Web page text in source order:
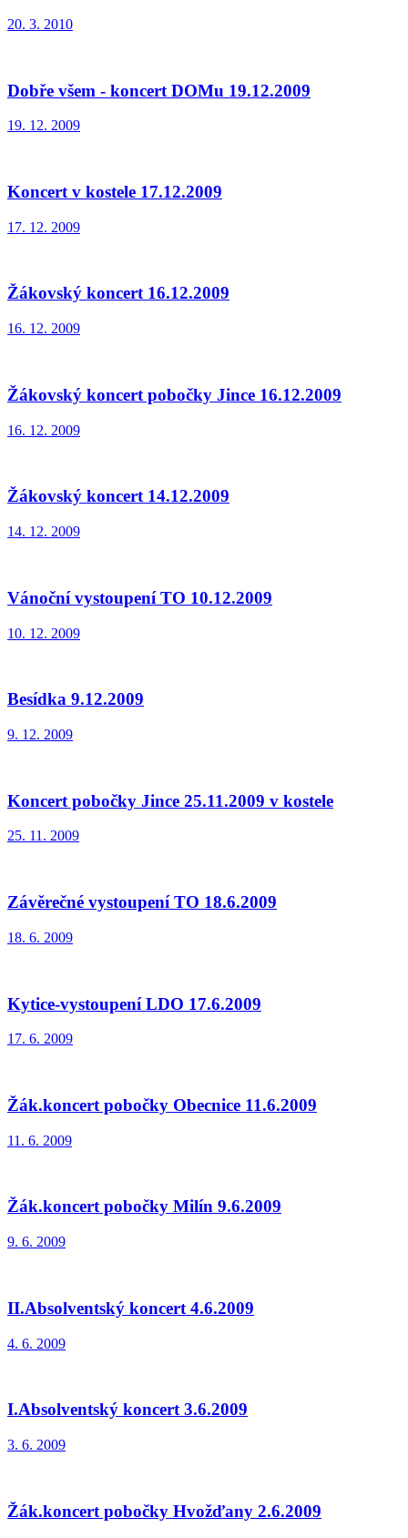
20. 3. 2010
Dobře všem - koncert DOMu 19.12.2009
19. 12. 2009
Koncert v kostele 17.12.2009
17. 12. 2009
Žákovský koncert 16.12.2009
16. 12. 2009
Žákovský koncert pobočky Jince 16.12.2009
16. 12. 2009
Žákovský koncert 14.12.2009
14. 12. 2009
Vánoční vystoupení TO 10.12.2009
10. 12. 2009
Besídka 9.12.2009
9. 12. 2009
Koncert pobočky Jince 25.11.2009 v kostele
25. 11. 2009
Závěrečné vystoupení TO 18.6.2009
18. 6. 2009
Kytice-vystoupení LDO 17.6.2009
17. 6. 2009
Žák.koncert pobočky Obecnice 11.6.2009
11. 6. 2009
Žák.koncert pobočky Milín 9.6.2009
9. 6. 2009
II.Absolventský koncert 4.6.2009
4. 6. 2009
I.Absolventský koncert 3.6.2009
3. 6. 2009
Žák.koncert pobočky Hvožďany 2.6.2009